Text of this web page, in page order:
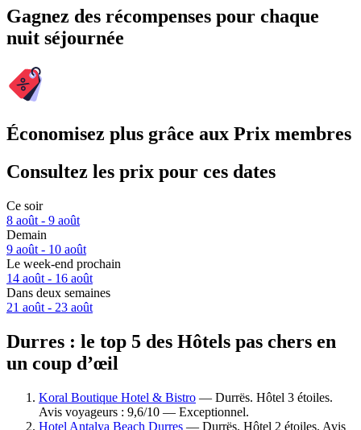
Gagnez des récompenses pour chaque
nuit séjournée
Économisez plus grâce aux Prix membres
Consultez les prix pour ces dates
Ce soir
8 août - 9 août
Demain
9 août - 10 août
Le week-end prochain
14 août - 16 août
Dans deux semaines
21 août - 23 août
Durres : le top 5 des Hôtels pas chers en
un coup d’œil
Koral Boutique Hotel & Bistro — Durrës. Hôtel 3 étoiles.
Avis voyageurs : 9,6/10 — Exceptionnel.
Hotel Antalya Beach Durres — Durrës. Hôtel 2 étoiles. Avis